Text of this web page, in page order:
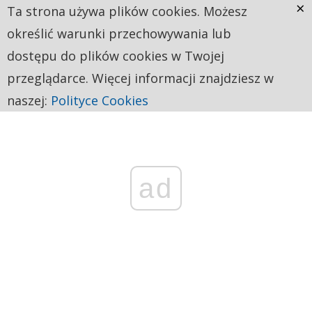
ad
Ta strona używa plików cookies. Możesz
określić warunki przechowywania lub
dostępu do plików cookies w Twojej
przeglądarce. Więcej informacji znajdziesz w
naszej: Polityce Cookies
×